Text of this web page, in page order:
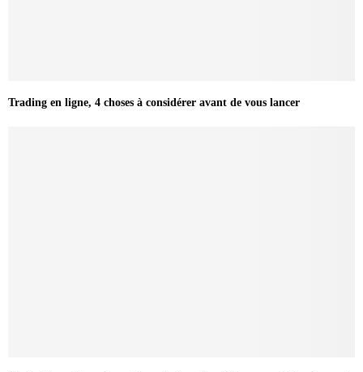
Trading en ligne, 4 choses à considérer avant de vous lancer